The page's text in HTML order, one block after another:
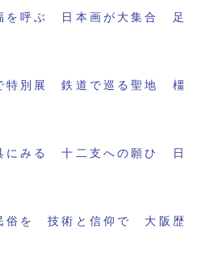
を呼ぶ 日本画が大集合 足
特別展 鉄道で巡る聖地 橿
にみる 十二支への願ひ 日
俗を 技術と信仰で 大阪歴